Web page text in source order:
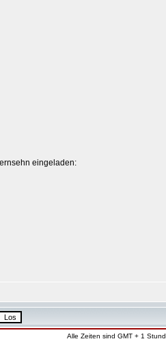
eingeladen:
Alle Zeiten sind GMT + 1